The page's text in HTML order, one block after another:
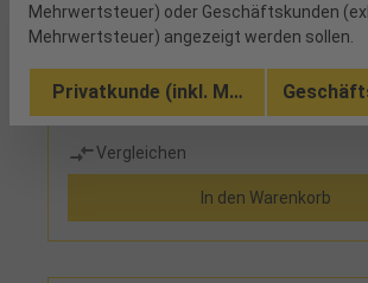
bestellt
Kardangelenk mit Federung,
Kugelarretierung
Vergleichen
In den Warenkorb
Mehrwertsteuer) oder Geschäftskunden
Mehrwertsteuer) angezeigt werden sollen.
Privatkunde (inkl. MwSt.)